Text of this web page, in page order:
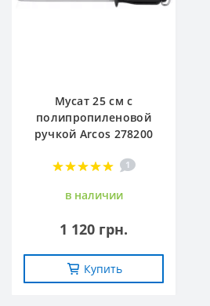
Мусат 25 см с
полипропиленовой
ручкой Arcos 278200
1
в наличии
1 120 грн.
Купить